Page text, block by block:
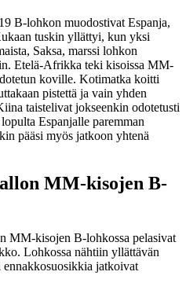
B-lohkon muodostivat Espanja,
tuskin yllättyi, kun yksi
Saksa, marssi lohkon
Etelä-Afrikka teki kisoissa MM-
koville. Kotimatka koitti
pistettä ja vain yhden
taistelivat jokseenkin odotetusti
Espanjalle paremman
pääsi myös jatkoon yhtenä
MM-kisojen B-
MM-kisojen B-lohkossa pelasivat
Lohkossa nähtiin yllättävän
jatkoivat